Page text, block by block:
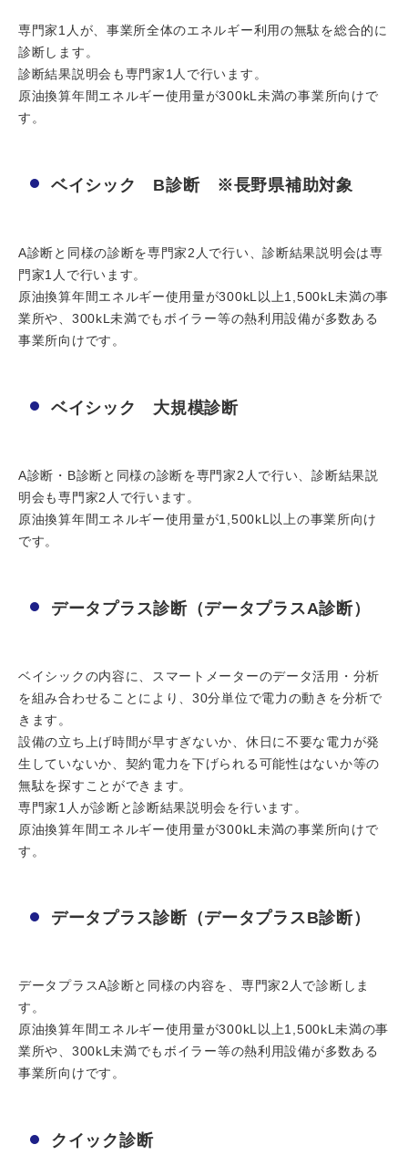
専門家1人が、事業所全体のエネルギー利用の無駄を総合的に
診断します。
診断結果説明会も専門家1人で行います。
原油換算年間エネルギー使用量が300kL未満の事業所向けで
す。
ベイシック B診断 ※長野県補助対象
A診断と同様の診断を専門家2人で行い、診断結果説明会は専
門家1人で行います。
原油換算年間エネルギー使用量が300kL以上1,500kL未満の事
業所や、300kL未満でもボイラー等の熱利用設備が多数ある
事業所向けです。
ベイシック 大規模診断
A診断・B診断と同様の診断を専門家2人で行い、診断結果説
明会も専門家2人で行います。
原油換算年間エネルギー使用量が1,500kL以上の事業所向け
です。
データプラス診断（データプラスA診断）
ベイシックの内容に、スマートメーターのデータ活用・分析
を組み合わせることにより、30分単位で電力の動きを分析で
きます。
設備の立ち上げ時間が早すぎないか、休日に不要な電力が発
生していないか、契約電力を下げられる可能性はないか等の
無駄を探すことができます。
専門家1人が診断と診断結果説明会を行います。
原油換算年間エネルギー使用量が300kL未満の事業所向けで
す。
データプラス診断（データプラスB診断）
データプラスA診断と同様の内容を、専門家2人で診断しま
す。
原油換算年間エネルギー使用量が300kL以上1,500kL未満の事
業所や、300kL未満でもボイラー等の熱利用設備が多数ある
事業所向けです。
クイック診断